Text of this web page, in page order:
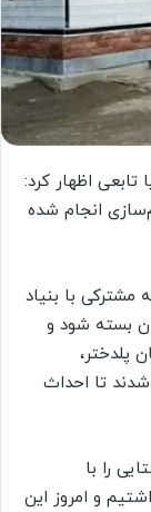
تابعی اظهار کرد:
انجام شده
مشترکی با بنیاد
بسته شود و
پلدختر،
تا احداث
۳۰۰ واحد روستایی را با
و امروز این